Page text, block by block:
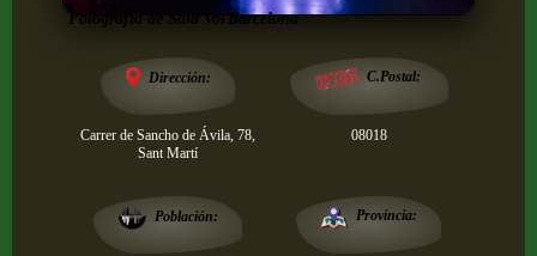
Fotografía de Sala Vol deBarcelona
Dirección:
Carrer de Sancho de Ávila, 78,
Sant Martí
C.Postal:
08018
Población: Provincia: